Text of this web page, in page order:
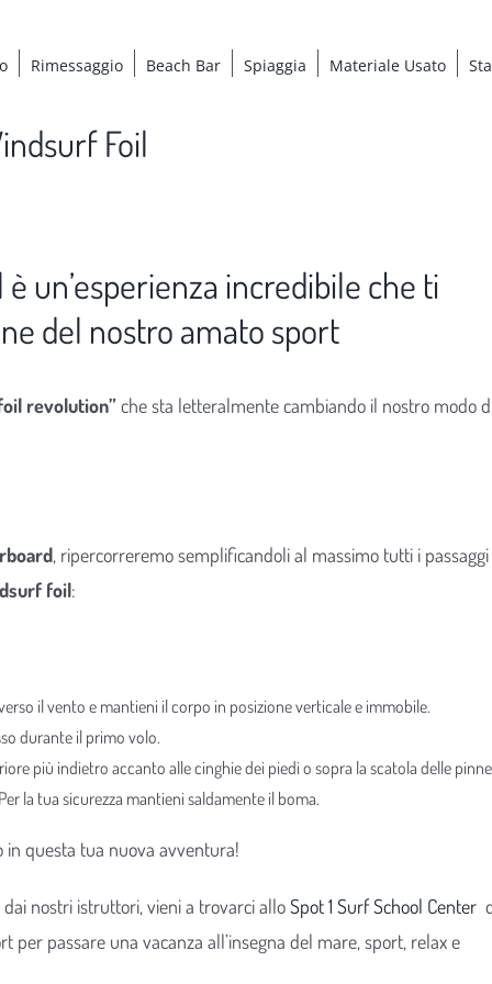
Rimessaggio Beach Bar Spiaggia Materiale Usato
Foil
un’esperienza incredibile che ti
del nostro amato sport
revolution”che sta letteralmente cambiando il nostro modo
, ripercorreremo semplificandoli al massimo tutti i passaggi
foil:
il vento e mantieni il corpo in posizione verticale e immobile.
durante il primo volo.
più indietro accanto alle cinghie dei piedi o sopra la scatola delle
la tua sicurezza mantieni saldamente il boma.
questa tua nuova avventura!
nostri istruttori, vieni a trovarci alloSpot 1 Surf School Center
per passare una vacanza all’insegna del mare, sport, relax e